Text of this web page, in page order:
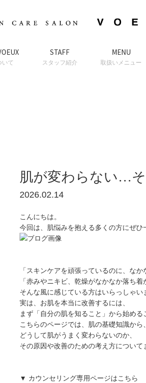
いて
STAFF
スタッフ紹介
MENU
取扱いメニュー
肌が変わらない…
2026.02.14
こんにちは。
今回は、肌悩みを抱える多くの方にぜひ
「スキンケアを頑張っているのに、なか
「赤みやニキビ、乾燥がなかなか落ち着
そんな風に感じている方はいらっしゃい
実は、お肌を本当に改善するには、
まず「自分の肌を知ること」から始める
こちらのページでは、肌の基礎知識から、
どうして肌がうまく変わらないのか、
その原因や改善のための考え方について
▼ カウンセリング専用ページはこちら